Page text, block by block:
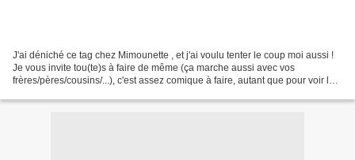
J'ai déniché ce tag chez Mimounette , et j'ai voulu tenter le coup moi aussi !
Je vous invite tou(te)s à faire de même (ça marche aussi avec vos
frères/pères/cousins/...), c'est assez comique à faire, autant que pour voir la